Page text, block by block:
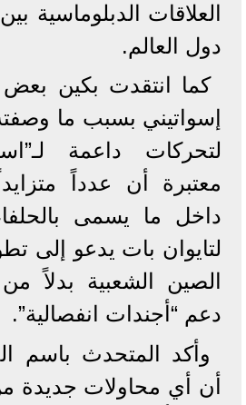
العلاقات الدبلوماسية
دول العالم.
كما انتقدت بكين
إسواتيني بسبب ما
لتحركات داعمة
معتبرة أن عدداً
داخل ما يسمى
لتايوان بات يدعو إلى
الصين الشعبية بدلاً
دعم “أجندات انفصالية”.
وأكد المتحدث باسم
أن أي محاولات جديدة